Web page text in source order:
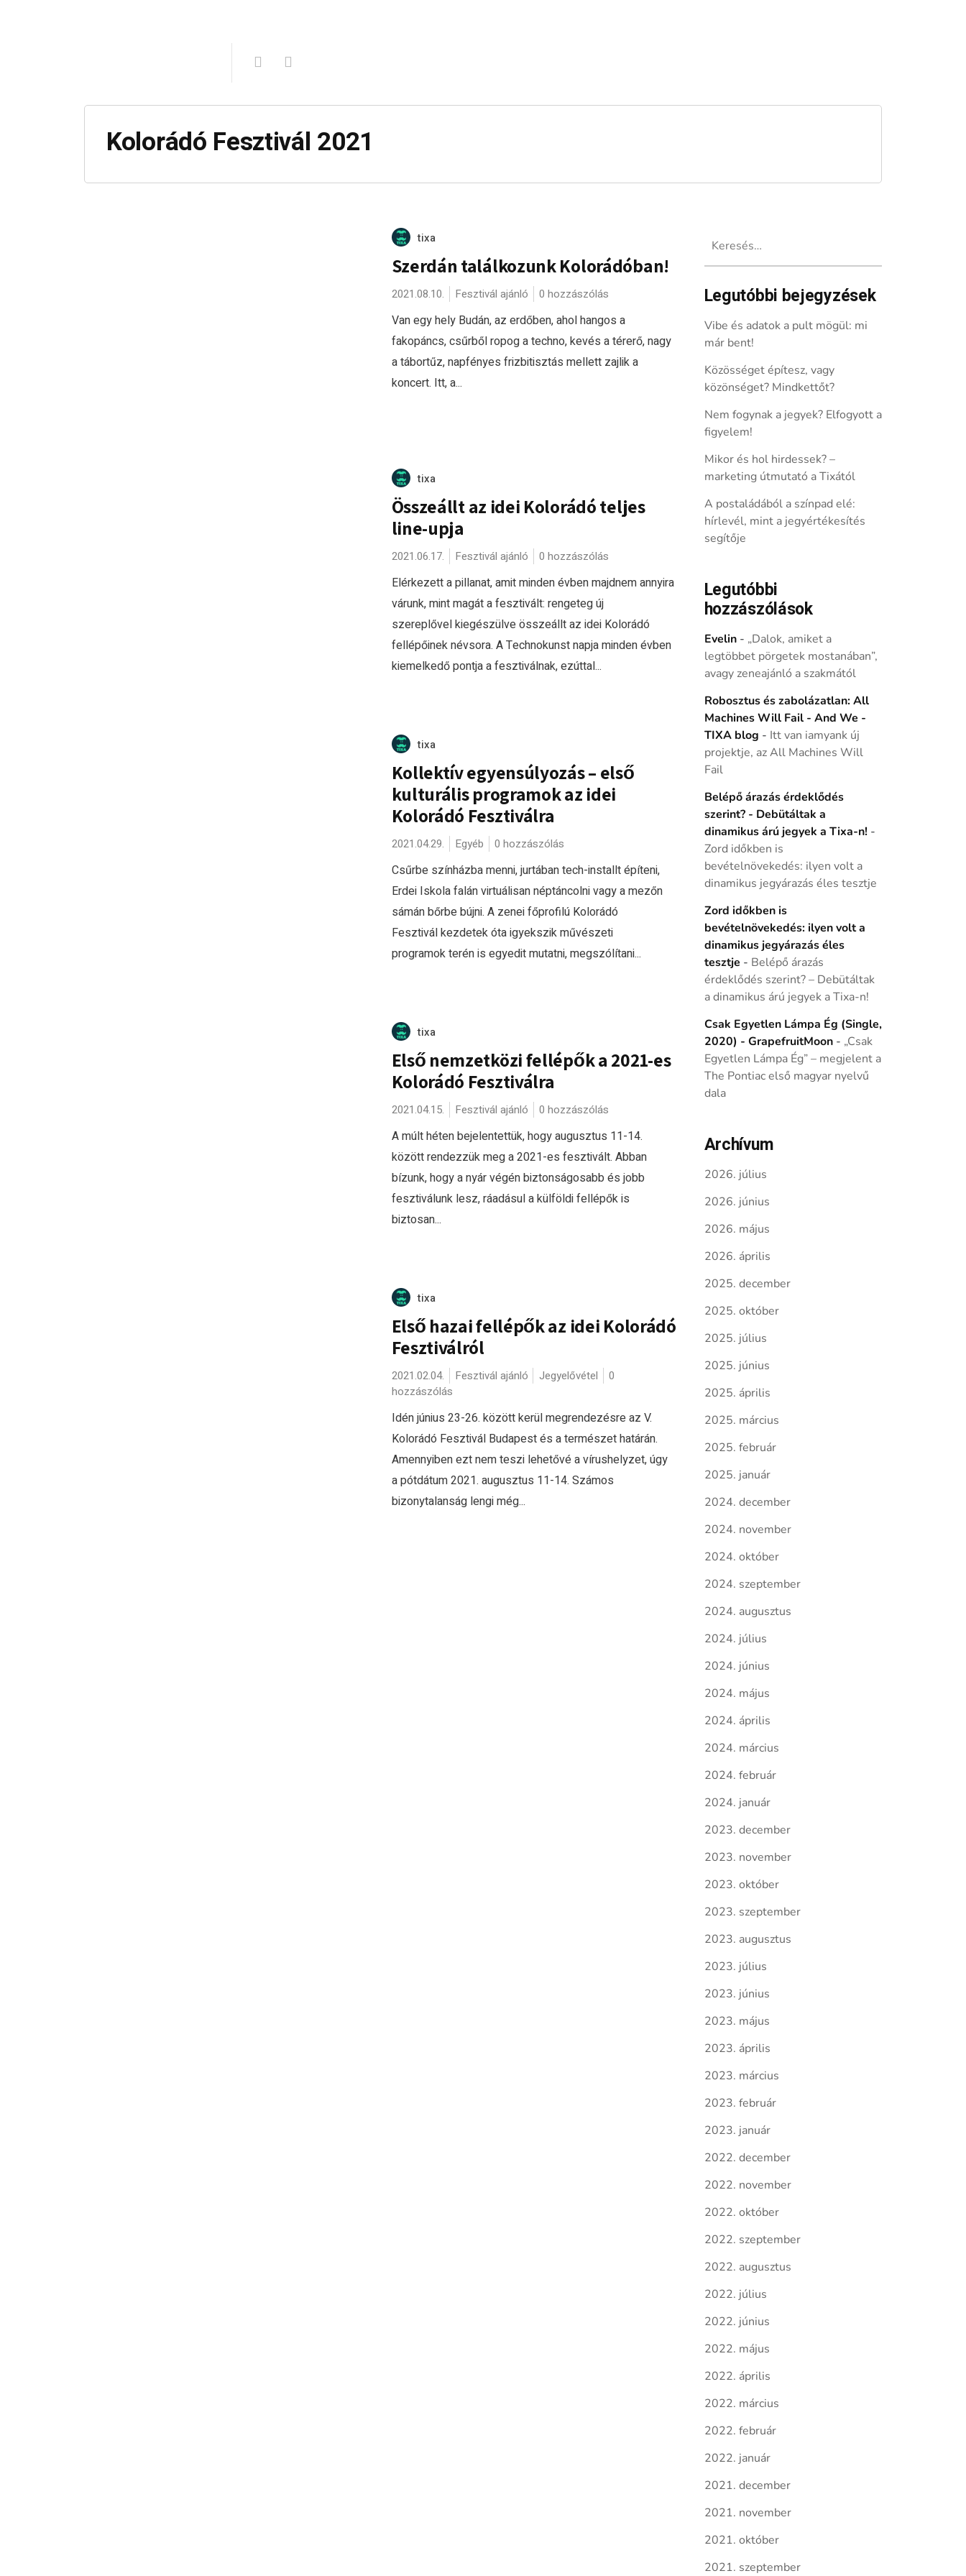
Kolorádó Fesztivál 2021
tixa
Szerdán találkozunk Kolorádóban!
2021.08.10. Fesztivál ajánló 0 hozzászólás
Van egy hely Budán, az erdőben, ahol hangos a
fakopáncs, csűrből ropog a techno, kevés a térerő, nagy
a tábortűz, napfényes frizbitisztás mellett zajlik a
koncert. Itt, a...
tixa
Összeállt az idei Kolorádó teljes
line-upja
2021.06.17. Fesztivál ajánló 0 hozzászólás
Elérkezett a pillanat, amit minden évben majdnem annyira
várunk, mint magát a fesztivált: rengeteg új
szereplővel kiegészülve összeállt az idei Kolorádó
fellépőinek névsora. A Technokunst napja minden évben
kiemelkedő pontja a fesztiválnak, ezúttal...
tixa
Kollektív egyensúlyozás – első
kulturális programok az idei
Kolorádó Fesztiválra
2021.04.29. Egyéb 0 hozzászólás
Csűrbe színházba menni, jurtában tech-installt építeni,
Erdei Iskola falán virtuálisan néptáncolni vagy a mezőn
sámán bőrbe bújni. A zenei főprofilú Kolorádó
Fesztivál kezdetek óta igyekszik művészeti
programok terén is egyedit mutatni, megszólítani...
tixa
Első nemzetközi fellépők a 2021-es
Kolorádó Fesztiválra
2021.04.15. Fesztivál ajánló 0 hozzászólás
A múlt héten bejelentettük, hogy augusztus 11-14.
között rendezzük meg a 2021-es fesztivált. Abban
bízunk, hogy a nyár végén biztonságosabb és jobb
fesztiválunk lesz, ráadásul a külföldi fellépők is
biztosan...
tixa
Első hazai fellépők az idei Kolorádó
Fesztiválról
2021.02.04. Fesztivál ajánló Jegyelővétel
0
hozzászólás
Idén június 23-26. között kerül megrendezésre az V.
Kolorádó Fesztivál Budapest és a természet határán.
Amennyiben ezt nem teszi lehetővé a vírushelyzet, úgy
a pótdátum 2021. augusztus 11-14. Számos
bizonytalanság lengi még...
Legutóbbi bejegyzések
Vibe és adatok a pult mögül: mi
már bent!
Közösséget építesz, vagy
közönséget? Mindkettőt?
Nem fogynak a jegyek? Elfogyott a
figyelem!
Mikor és hol hirdessek? –
marketing útmutató a Tixától
A postaládából a színpad elé:
hírlevél, mint a jegyértékesítés
segítője
Legutóbbi
hozzászólások
Evelin- „Dalok, amiket a
legtöbbet pörgetek mostanában”,
avagy zeneajánló a szakmától
Robosztus és zabolázatlan: All
Machines Will Fail - And We -
TIXA blog - Itt van iamyank új
projektje, az All Machines Will
Fail
Belépő árazás érdeklődés
szerint? - Debütáltak a
dinamikus árú jegyek a Tixa-n! -
Zord időkben is
bevételnövekedés: ilyen volt a
dinamikus jegyárazás éles tesztje
Zord időkben is
bevételnövekedés: ilyen volt a
dinamikus jegyárazás éles
tesztje - Belépő árazás
érdeklődés szerint? – Debütáltak
a dinamikus árú jegyek a Tixa-n!
Csak Egyetlen Lámpa Ég (Single,
2020) - GrapefruitMoon- „Csak
Egyetlen Lámpa Ég” – megjelent a
The Pontiac első magyar nyelvű
dala
Archívum
2026. július
2026. június
2026. május
2026. április
2025. december
2025. október
2025. július
2025. június
2025. április
2025. március
2025. február
2025. január
2024. december
2024. november
2024. október
2024. szeptember
2024. augusztus
2024. július
2024. június
2024. május
2024. április
2024. március
2024. február
2024. január
2023. december
2023. november
2023. október
2023. szeptember
2023. augusztus
2023. július
2023. június
2023. május
2023. április
2023. március
2023. február
2023. január
2022. december
2022. november
2022. október
2022. szeptember
2022. augusztus
2022. július
2022. június
2022. május
2022. április
2022. március
2022. február
2022. január
2021. december
2021. november
2021. október
2021. szeptember